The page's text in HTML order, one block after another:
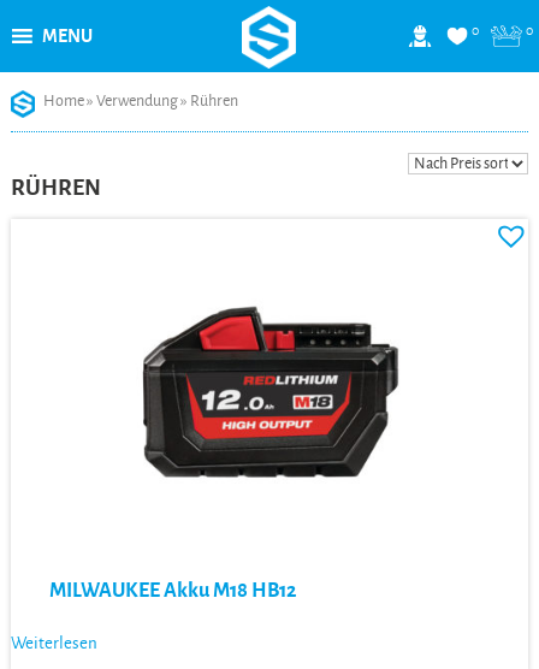
content
0 0
MENU
Home» Verwendung» Rühren
RÜHREN
MILWAUKEE Akku M18 HB12
Weiterlesen